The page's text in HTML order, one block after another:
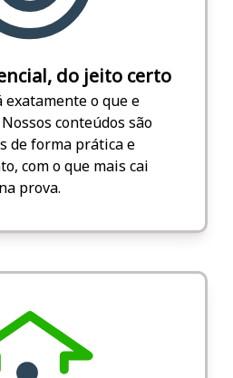
do jeito certo
exatamente o que e
conteúdos são
de forma prática e
com o que mais cai
na prova.